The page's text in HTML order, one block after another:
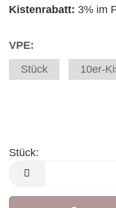
Kistenrabatt: 3% im
VPE:
Stück
10er-
Stück:
Stück